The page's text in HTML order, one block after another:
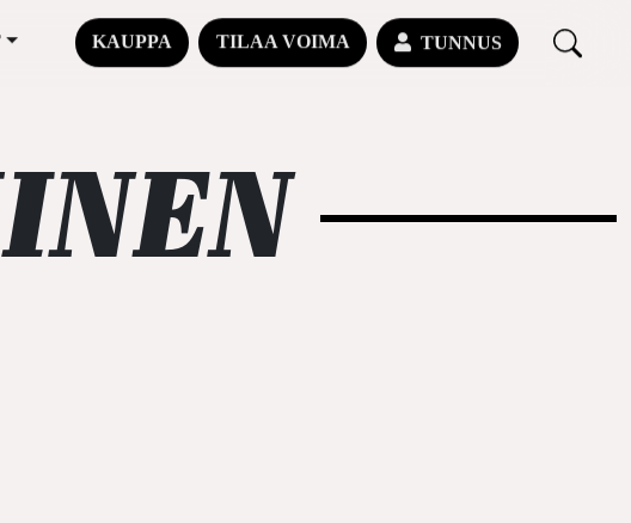
KAUPPA TILAA VOIMA TUNNUS